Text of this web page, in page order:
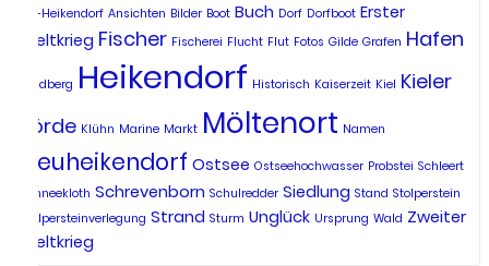
Alt-Heikendorf Ansichten Bilder Boot Buch Dorf Dorfboot Erster
Weltkrieg Fischer Fischerei Flucht Flut Fotos Gilde Grafen Hafen
Heidberg Heikendorf Historisch Kaiserzeit Kiel Kieler
Förde Klühn Marine Markt Möltenort Namen
Neuheikendorf Ostsee Ostseehochwasser Probstei Schleert
Schneekloth Schrevenborn Schulredder Siedlung Stand Stolperstein
Stolpersteinverlegung Strand Sturm Unglück Ursprung Wald Zweiter
Weltkrieg